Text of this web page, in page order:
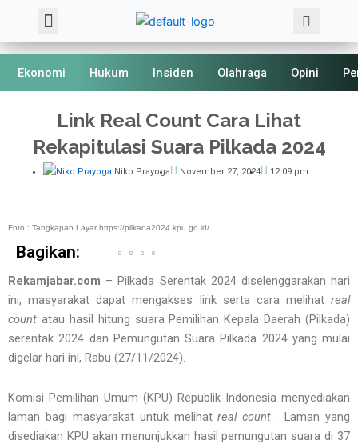
content
Menu
Ekonomi Hukum Insiden Olahraga Opini
Link Real Count Cara Lihat
Rekapitulasi Suara Pilkada 2024
Niko Prayoga November 27, 2024 12:09 pm
Foto : Tangkapan Layar https://pilkada2024.kpu.go.id/
Bagikan:
Rekamjabar.com – Pilkada Serentak 2024 diselenggarakan hari
ini, masyarakat dapat mengakses link serta cara melihat real
count atau hasil hitung suara Pemilihan Kepala Daerah (Pilkada)
serentak 2024 dan Pemungutan Suara Pilkada 2024 yang mulai
digelar hari ini, Rabu (27/11/2024).
Komisi Pemilihan Umum (KPU) Republik Indonesia menyediakan
laman bagi masyarakat untuk melihatreal count . Laman yang
disediakan KPU akan menunjukkan hasil pemungutan suara di 37